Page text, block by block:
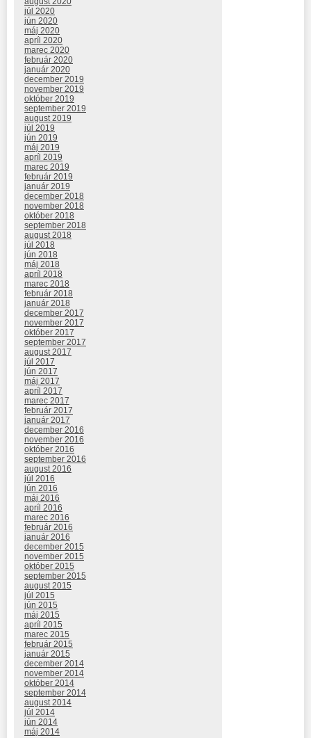
júl 2020
jún 2020
máj 2020
apríl 2020
marec 2020
február 2020
január 2020
december 2019
november 2019
október 2019
september 2019
august 2019
júl 2019
jún 2019
máj 2019
apríl 2019
marec 2019
február 2019
január 2019
december 2018
november 2018
október 2018
september 2018
august 2018
júl 2018
jún 2018
máj 2018
apríl 2018
marec 2018
február 2018
január 2018
december 2017
november 2017
október 2017
september 2017
august 2017
júl 2017
jún 2017
máj 2017
apríl 2017
marec 2017
február 2017
január 2017
december 2016
november 2016
október 2016
september 2016
august 2016
júl 2016
jún 2016
máj 2016
apríl 2016
marec 2016
február 2016
január 2016
december 2015
november 2015
október 2015
september 2015
august 2015
júl 2015
jún 2015
máj 2015
apríl 2015
marec 2015
február 2015
január 2015
december 2014
november 2014
október 2014
september 2014
august 2014
júl 2014
jún 2014
máj 2014